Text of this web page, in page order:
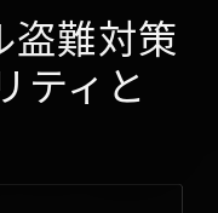
盗難対策
ティと